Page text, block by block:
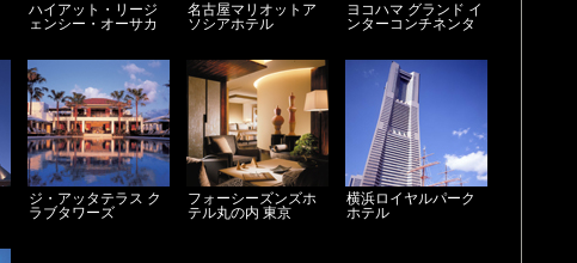
ハイアット・リージ
ェンシー・オーサカ
名古屋マリオットア
ソシアホテル
ヨコハマ グランド イ
ンターコンチネンタ
ジ・アッタテラス ク
ラブタワーズ
フォーシーズンズホ
テル丸の内 東京
横浜ロイヤルパーク
ホテル